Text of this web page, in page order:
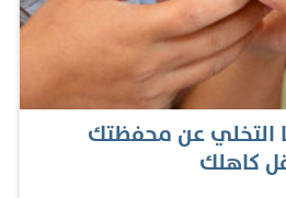
الطويل تتحدث وسائل الإعلام عن هذا
كلنا يعلم أنه من الأفضل أن تنوع
تكوين الثروة بسرعة كبيرة.
من تكوين الثورة هو أن تكون
جداً في الاستثمار…
التخلي عن محفظتك
كاهلك